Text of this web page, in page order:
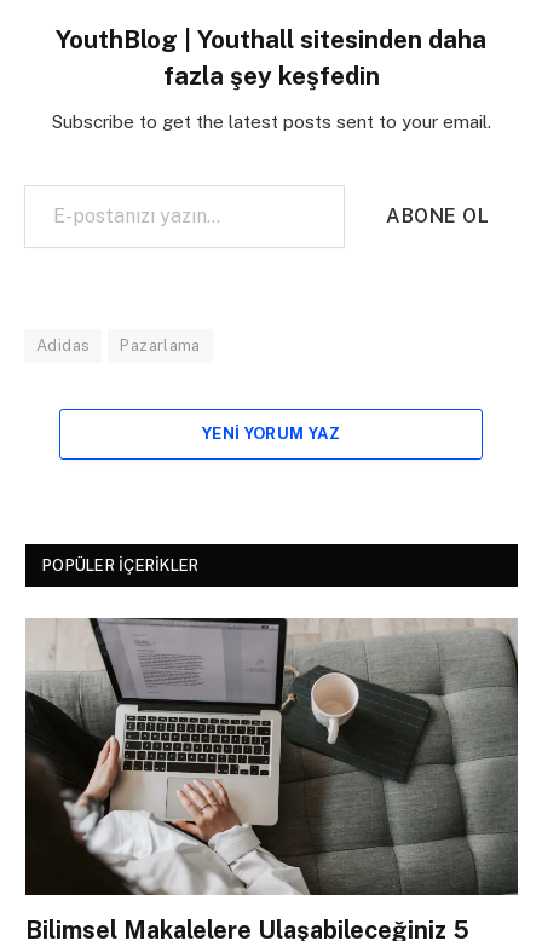
YouthBlog | Youthall sitesinden daha
fazla şey keşfedin
Subscribe to get the latest posts sent to your email.
E-postanızı yazın…
ABONE OL
Adidas Pazarlama
YENI YORUM YAZ
POPÜLER İÇERIKLER
Bilimsel Makalelere Ulaşabileceğiniz 5